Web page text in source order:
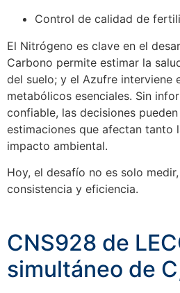
Control de calidad de
El Nitrógeno es clave en el
Carbono permite estimar la
del suelo; y el Azufre interviene
metabólicos esenciales. Sin
confiable, las decisiones
estimaciones que afectan tanto
impacto ambiental.
Hoy, el desafío no es solo
consistencia y eficiencia.
CNS928 de
simultáneo de